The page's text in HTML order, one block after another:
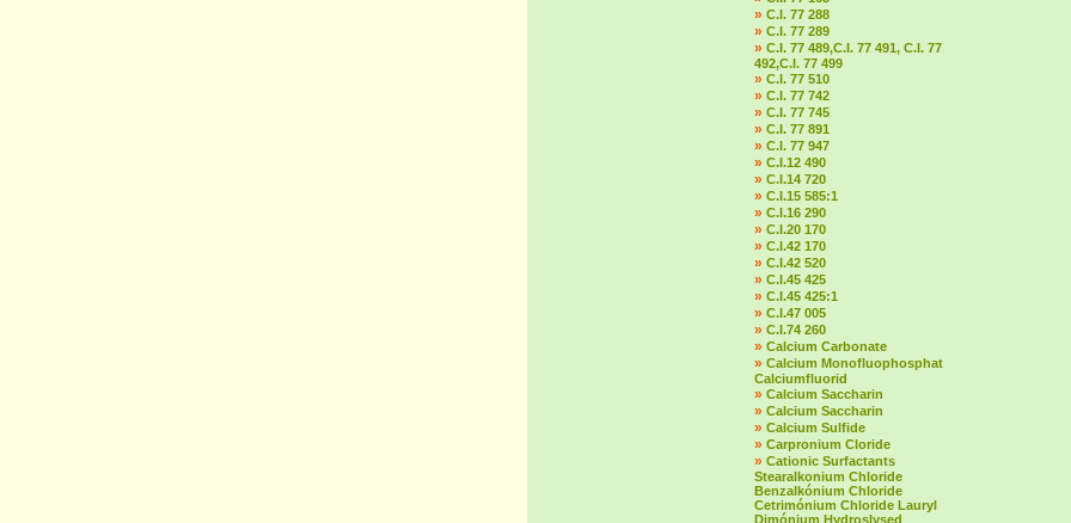
» C.I. 77 288
» C.I. 77 289
» C.I. 77 489,C.I. 77 491, C.I. 77
492,C.I. 77 499
» C.I. 77 510
» C.I. 77 742
» C.I. 77 745
» C.I. 77 891
» C.I. 77 947
» C.I.12 490
» C.I.14 720
» C.I.15 585:1
» C.I.16 290
» C.I.20 170
» C.I.42 170
» C.I.42 520
» C.I.45 425
» C.I.45 425:1
» C.I.47 005
» C.I.74 260
» Calcium Carbonate
» Calcium Monofluophosphat
Calciumfluorid
» Calcium Saccharin
» Calcium Saccharin
» Calcium Sulfide
» Carpronium Cloride
» Cationic Surfactants
Stearalkonium Chloride
Benzalkónium Chloride
Cetrimónium Chloride Lauryl
Dimónium Hydroslysed